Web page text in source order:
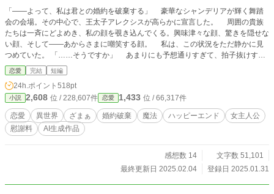
「――よって、私は君との婚約を破棄する」 豪華なシャンデリアが輝く舞踏
会の会場。その中心で、王太子アレクシスが高らかに宣言した。 周囲の貴族
たちは一斉にどよめき、私の顔を覗き込んでくる。興味津々な顔、驚きを隠せな
い顔、そして――あからさまに嘲笑する顔。 私は、この状況をただ静かに見
つめていた。 「……そうですか」 あまりにも予想通りすぎて、拍子抜けする
くらいだ。 婚約破棄、大いに結構。 慰謝料でも請求してやりますか。 私
には隠された力がある。 これからは自由に生きるとしよう。
恋愛 完結 短編
24h.ポイント 518pt
小説 2,608 位 / 228,607件 恋愛 1,433 位 / 66,317件
恋愛 異世界 ざまぁ 婚約破棄 魔法 ハッピーエンド
女主人公
慰謝料
AI生成作品
感想数 14
文字数 51,101
最終更新日 2025.02.04
登録日 2025.01.31